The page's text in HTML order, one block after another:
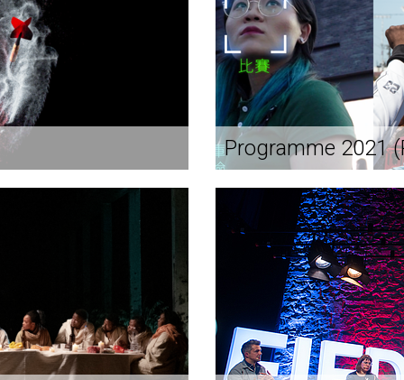
Programme 2021